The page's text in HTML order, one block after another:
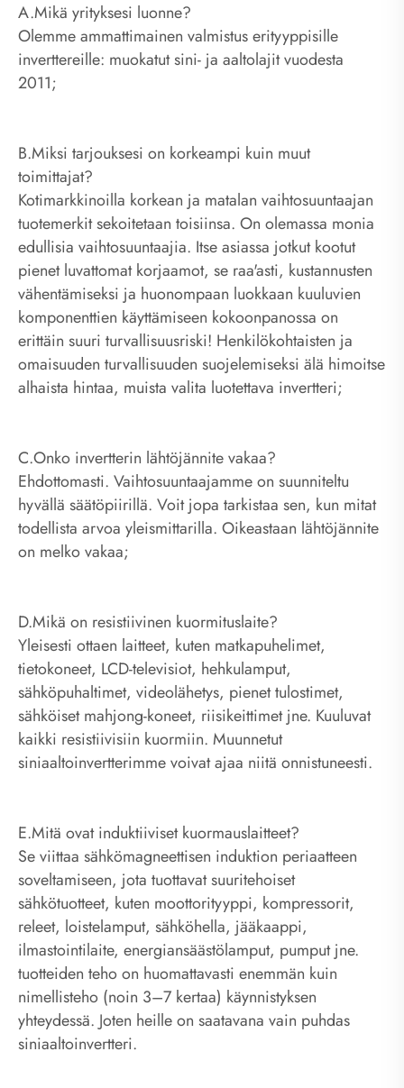
A.Mikä yrityksesi luonne?
Olemme ammattimainen valmistus erityyppisille
inverttereille: muokatut sini- ja aaltolajit vuodesta
2011;
B.Miksi tarjouksesi on korkeampi kuin muut
toimittajat?
Kotimarkkinoilla korkean ja matalan vaihtosuuntaajan
tuotemerkit sekoitetaan toisiinsa. On olemassa monia
edullisia vaihtosuuntaajia. Itse asiassa jotkut kootut
pienet luvattomat korjaamot, se raa'asti, kustannusten
vähentämiseksi ja huonompaan luokkaan kuuluvien
komponenttien käyttämiseen kokoonpanossa on
erittäin suuri turvallisuusriski! Henkilökohtaisten ja
omaisuuden turvallisuuden suojelemiseksi älä himoitse
alhaista hintaa, muista valita luotettava invertteri;
C.Onko invertterin lähtöjännite vakaa?
Ehdottomasti. Vaihtosuuntaajamme on suunniteltu
hyvällä säätöpiirillä. Voit jopa tarkistaa sen, kun mitat
todellista arvoa yleismittarilla. Oikeastaan ​​lähtöjännite
on melko vakaa;
D.Mikä on resistiivinen kuormituslaite?
Yleisesti ottaen laitteet, kuten matkapuhelimet,
tietokoneet, LCD-televisiot, hehkulamput,
sähköpuhaltimet, videolähetys, pienet tulostimet,
sähköiset mahjong-koneet, riisikeittimet jne. Kuuluvat
kaikki resistiivisiin kuormiin. Muunnetut
siniaaltoinvertterimme voivat ajaa niitä onnistuneesti.
E.Mitä ovat induktiiviset kuormauslaitteet?
Se viittaa sähkömagneettisen induktion periaatteen
soveltamiseen, jota tuottavat suuritehoiset
sähkötuotteet, kuten moottorityyppi, kompressorit,
releet, loistelamput, sähköhella, jääkaappi,
ilmastointilaite, energiansäästölamput, pumput jne.
tuotteiden teho on huomattavasti enemmän kuin
nimellisteho (noin 3–7 kertaa) käynnistyksen
yhteydessä. Joten heille on saatavana vain puhdas
siniaaltoinvertteri.